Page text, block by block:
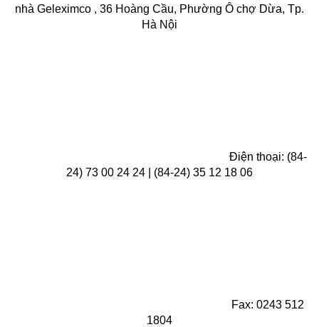
nhà Geleximco , 36 Hoàng Cầu, Phường Ô chợ Dừa, Tp.
Hà Nội
Điện thoại: (84-
24) 73 00 24 24 | (84-24) 35 12 18 06
Fax: 0243 512
1804